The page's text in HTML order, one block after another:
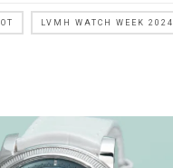
LVMH WATCH WEEK 2024